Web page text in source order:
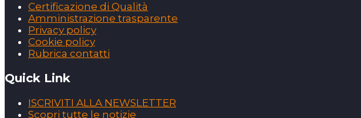
Certificazione di Qualità
Amministrazione trasparente
Privacy policy
Cookie policy
Rubrica contatti
Quick Link
ISCRIVITI ALLA NEWSLETTER
Scopri tutte le notizie